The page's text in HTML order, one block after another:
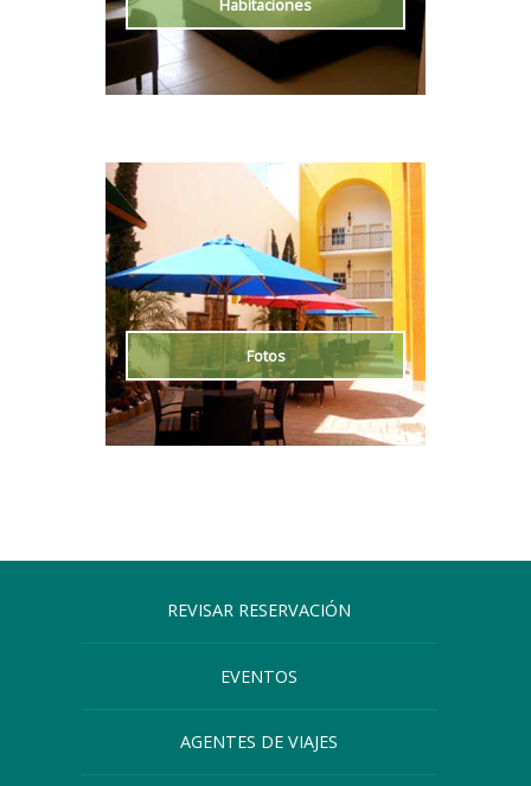
Habitaciones
Fotos
REVISAR RESERVACIÓN
EVENTOS
AGENTES DE VIAJES